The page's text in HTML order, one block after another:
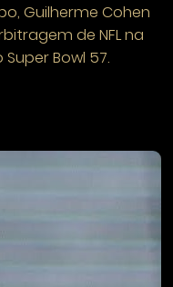
Guilherme Cohen
de NFL na
Bowl 57.